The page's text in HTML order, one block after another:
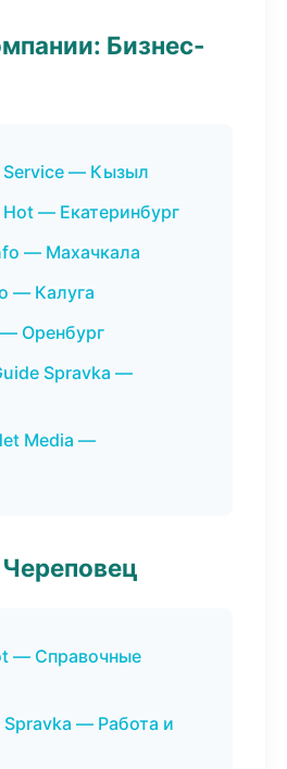
Бизнес-
Service — Кызыл
— Екатеринбург
— Махачкала
— Калуга
Оренбург
Spravka —
Media —
— Справочные
Spravka — Работа и